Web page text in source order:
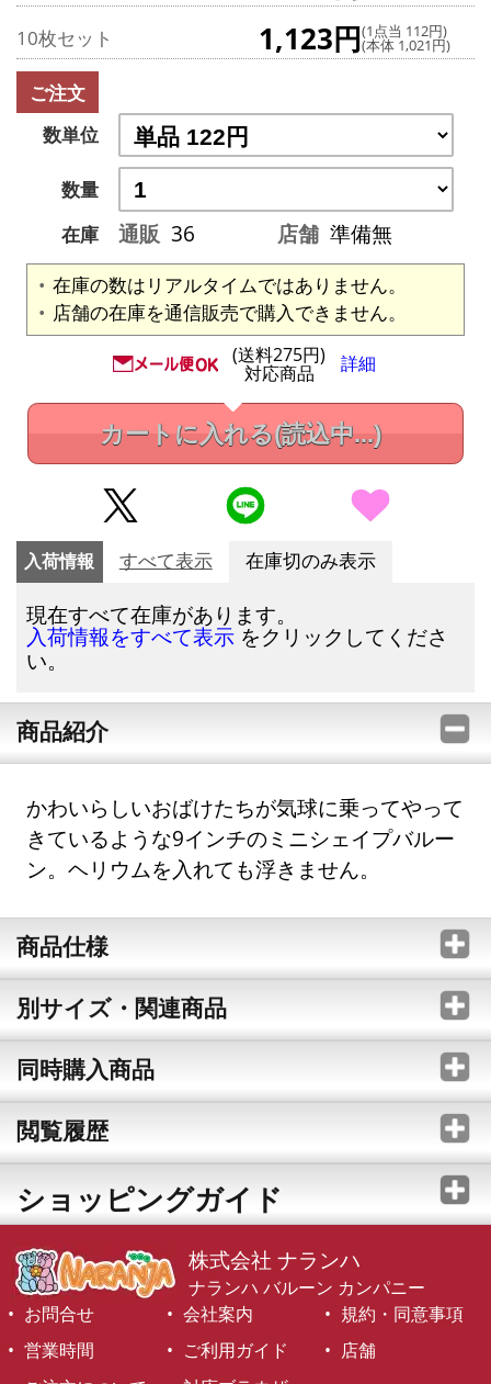
10枚セット 1,123円(1点当 112円)
(本体 1,021円)
ご注文
数単位
数量
在庫
通販 36 店舗 準備無
在庫の数はリアルタイムではありません。
店舗の在庫を通信販売で購入できません。
(送料275円)
対応商品 詳細
カートに入れる(読込中...)
入荷情報 すべて表示 在庫切のみ表示
現在すべて在庫があります。
入荷情報をすべて表示 をクリックしてくださ
い。
商品紹介
かわいらしいおばけたちが気球に乗ってやって
きているような9インチのミニシェイプバルー
ン。ヘリウムを入れても浮きません。
商品仕様
別サイズ・関連商品
同時購入商品
閲覧履歴
ショッピングガイド
株式会社 ナランハ
ナランハ バルーン カンパニー
お問合せ
会社案内
規約・同意事項
営業時間
ご利用ガイド
店舗